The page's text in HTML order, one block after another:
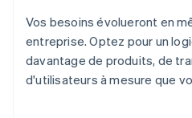
Vos besoins évolueront en
entreprise. Optez pour un
davantage de produits, de
d'utilisateurs à mesure que